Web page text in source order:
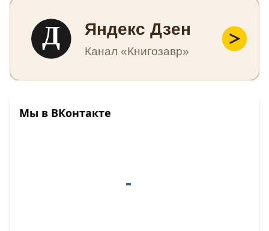
Д Яндекс Дзен
Канал «Книгозавр»
Мы в ВКонтакте